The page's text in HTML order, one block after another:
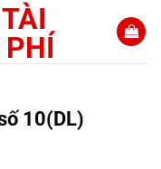
10(DL)